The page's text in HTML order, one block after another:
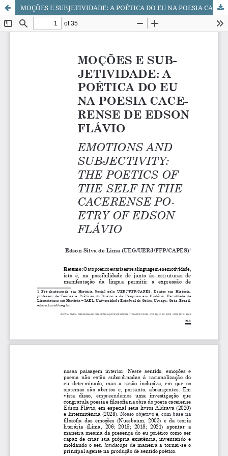
MOÇÕES E SUBJETIVIDADE: A POÉTICA DO EU NA POESIA CACERENSE DE EDSON FLÁVIO